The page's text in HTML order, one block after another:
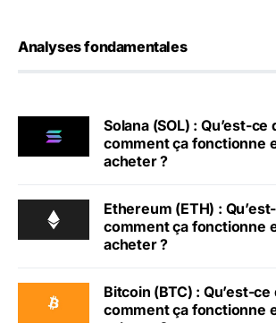
Analyses fondamentales
Solana (SOL) : Qu’est-ce
comment ça fonctionne
acheter ?
Ethereum (ETH) :
comment ça fonctionne
acheter ?
Bitcoin (BTC) : Qu’est-ce
comment ça fonctionne